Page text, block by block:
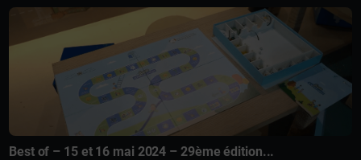
Best of – 15 et 16 mai 2024 – 29ème édition...